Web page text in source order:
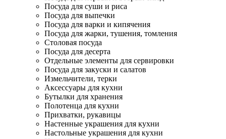
Посуда для суши и риса
Посуда для выпечки
Посуда для варки и кипячения
Посуда для жарки, тушения, томления
Столовая посуда
Посуда для десерта
Отдельные элементы для сервировки
Посуда для закуски и салатов
Измельчители, терки
Аксессуары для кухни
Бутылки для хранения
Полотенца для кухни
Прихватки, рукавицы
Настенные украшения для кухни
Настольные украшения для кухни